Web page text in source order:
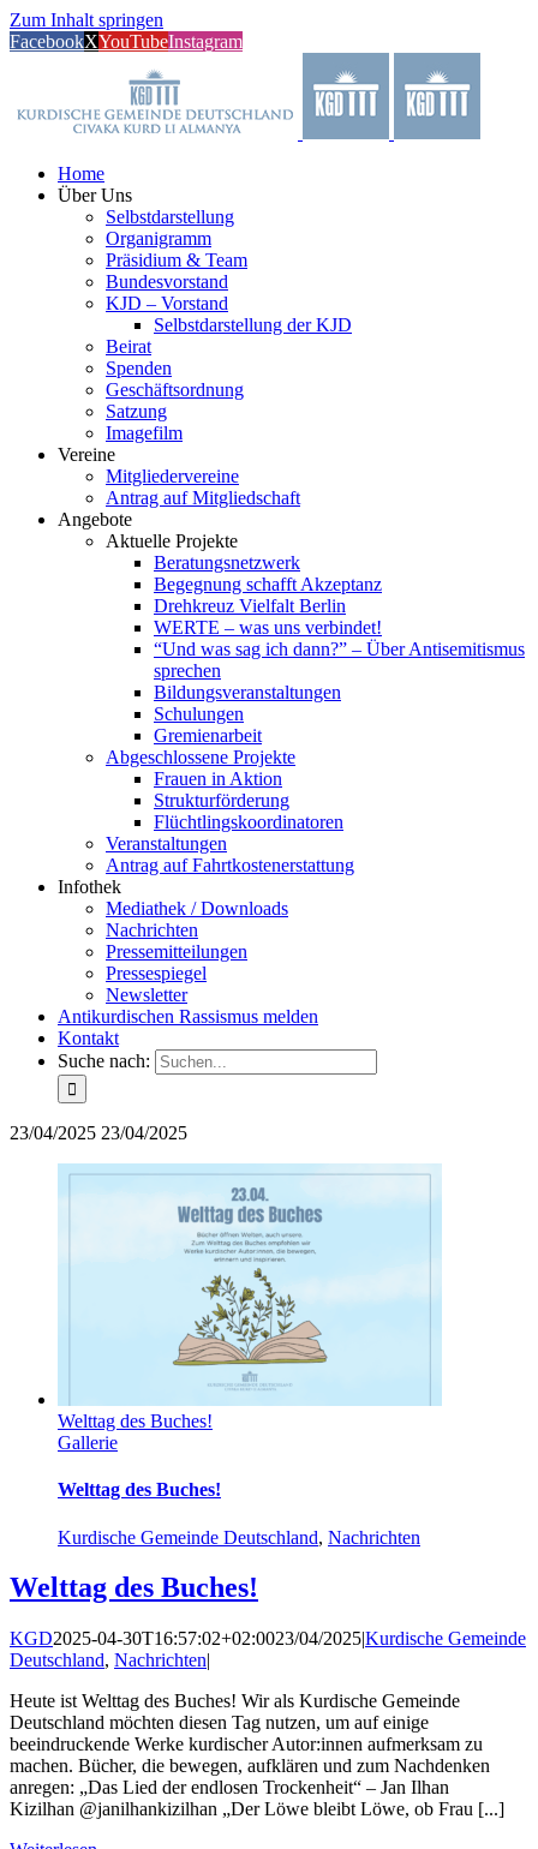
Zum Inhalt springen
FacebookXYouTubeInstagram
Home
Über Uns
Selbstdarstellung
Organigramm
Präsidium & Team
Bundesvorstand
KJD – Vorstand
Selbstdarstellung der KJD
Beirat
Spenden
Geschäftsordnung
Satzung
Imagefilm
Vereine
Mitgliedervereine
Antrag auf Mitgliedschaft
Angebote
Aktuelle Projekte
Beratungsnetzwerk
Begegnung schafft Akzeptanz
Drehkreuz Vielfalt Berlin
WERTE – was uns verbindet!
“Und was sag ich dann?” – Über Antisemitismus
sprechen
Bildungsveranstaltungen
Schulungen
Gremienarbeit
Abgeschlossene Projekte
Frauen in Aktion
Strukturförderung
Flüchtlingskoordinatoren
Veranstaltungen
Antrag auf Fahrtkostenerstattung
Infothek
Mediathek / Downloads
Nachrichten
Pressemitteilungen
Pressespiegel
Newsletter
Antikurdischen Rassismus melden
Kontakt
Suche nach:
23/04/2025 23/04/2025
Welttag des Buches!
Gallerie
Welttag des Buches!
Kurdische Gemeinde Deutschland, Nachrichten
Welttag des Buches!
KGD2025-04-30T16:57:02+02:0023/04/2025|Kurdische Gemeinde
Deutschland, Nachrichten|
Heute ist Welttag des Buches! Wir als Kurdische Gemeinde
Deutschland möchten diesen Tag nutzen, um auf einige
beeindruckende Werke kurdischer Autor:innen aufmerksam zu
machen. Bücher, die bewegen, aufklären und zum Nachdenken
anregen: „Das Lied der endlosen Trockenheit“ – Jan Ilhan
Kizilhan @janilhankizilhan „Der Löwe bleibt Löwe, ob Frau [...]